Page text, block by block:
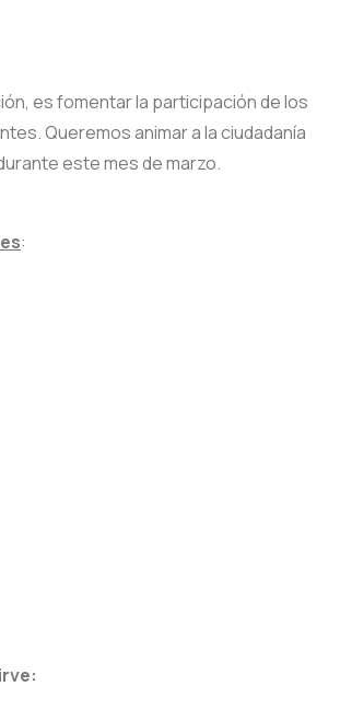
es fomentar la participación de los
Queremos animar a la ciudadanía
este mes de marzo.
: